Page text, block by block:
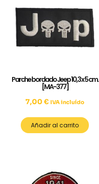
Parche bordado Jeep 10,3 x 5 cm.
[MA-377]
7,00 € IVA incluído
Añadir al carrito